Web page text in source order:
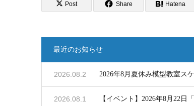
Post Share Hatena
最近のお知らせ
2026年8月夏休み模型教室ス
2026.08.2
【イベント】2026年8月22日
2026.08.1